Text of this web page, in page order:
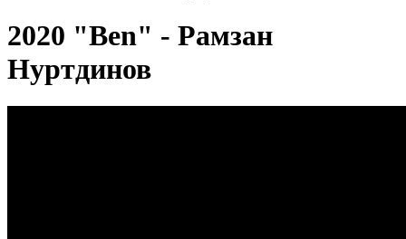
2020 "Ben" - Рамзан
Нуртдинов